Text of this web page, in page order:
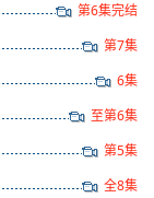
第6集完结
第7集
6集
至第6集
第5集
全8集